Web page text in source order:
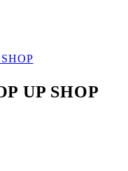
UP SHOP